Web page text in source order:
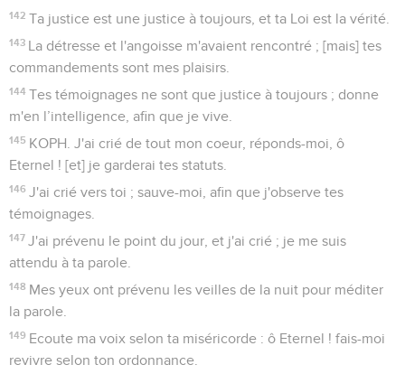
142 Ta justice est une justice à toujours, et ta Loi est la vérité.
143 La détresse et l'angoisse m'avaient rencontré ; [mais] tes
commandements sont mes plaisirs.
144 Tes témoignages ne sont que justice à toujours ; donne
m'en l’intelligence, afin que je vive.
145 KOPH. J'ai crié de tout mon coeur, réponds-moi, ô
Eternel ! [et] je garderai tes statuts.
146 J'ai crié vers toi ; sauve-moi, afin que j'observe tes
témoignages.
147 J'ai prévenu le point du jour, et j'ai crié ; je me suis
attendu à ta parole.
148 Mes yeux ont prévenu les veilles de la nuit pour méditer
la parole.
149 Ecoute ma voix selon ta miséricorde : ô Eternel ! fais-moi
revivre selon ton ordonnance.